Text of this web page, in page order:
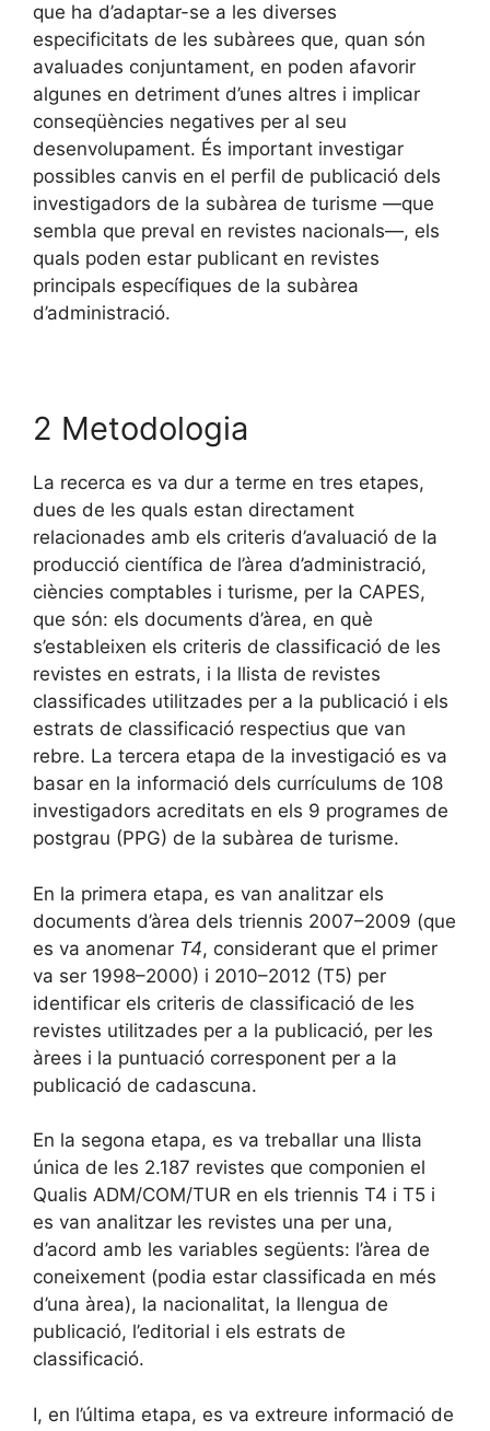
que ha d’adaptar-se a les diverses
especificitats de les subàrees que, quan són
avaluades conjuntament, en poden afavorir
algunes en detriment d’unes altres i implicar
conseqüències negatives per al seu
desenvolupament. És important investigar
possibles canvis en el perfil de publicació dels
investigadors de la subàrea de turisme —que
sembla que preval en revistes nacionals—, els
quals poden estar publicant en revistes
principals específiques de la subàrea
d’administració.
2 Metodologia
La recerca es va dur a terme en tres etapes,
dues de les quals estan directament
relacionades amb els criteris d’avaluació de la
producció científica de l’àrea d’administració,
ciències comptables i turisme, per la CAPES,
que són: els documents d’àrea, en què
s’estableixen els criteris de classificació de les
revistes en estrats, i la llista de revistes
classificades utilitzades per a la publicació i els
estrats de classificació respectius que van
rebre. La tercera etapa de la investigació es va
basar en la informació dels currículums de 108
investigadors acreditats en els 9 programes de
postgrau (PPG) de la subàrea de turisme.
En la primera etapa, es van analitzar els
documents d’àrea dels triennis 2007–2009 (que
es va anomenar T4, considerant que el primer
va ser 1998–2000) i 2010–2012 (T5) per
identificar els criteris de classificació de les
revistes utilitzades per a la publicació, per les
àrees i la puntuació corresponent per a la
publicació de cadascuna.
En la segona etapa, es va treballar una llista
única de les 2.187 revistes que componien el
Qualis ADM/COM/TUR en els triennis T4 i T5 i
es van analitzar les revistes una per una,
d’acord amb les variables següents: l’àrea de
coneixement (podia estar classificada en més
d’una àrea), la nacionalitat, la llengua de
publicació, l’editorial i els estrats de
classificació.
I, en l’última etapa, es va extreure informació de